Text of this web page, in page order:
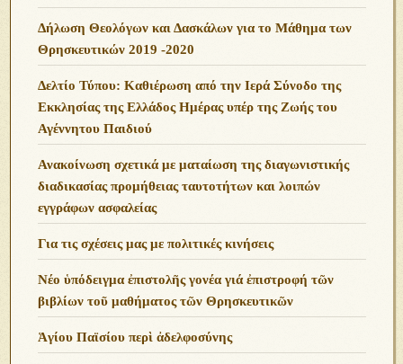
Δήλωση Θεολόγων και Δασκάλων για το Μάθημα των
Θρησκευτικών 2019 -2020
Δελτίο Τύπου: Καθιέρωση από την Ιερά Σύνοδο της
Εκκλησίας της Ελλάδος Ημέρας υπέρ της Ζωής του
Αγέννητου Παιδιού
Ανακοίνωση σχετικά με ματαίωση της διαγωνιστικής
διαδικασίας προμήθειας ταυτοτήτων και λοιπών
εγγράφων ασφαλείας
Για τις σχέσεις μας με πολιτικές κινήσεις
Νέο ὑπόδειγμα ἐπιστολῆς γονέα γιά ἐπιστροφή τῶν
βιβλίων τοῦ μαθήματος τῶν Θρησκευτικῶν
Ἁγίου Παϊσίου περὶ ἀδελφοσύνης